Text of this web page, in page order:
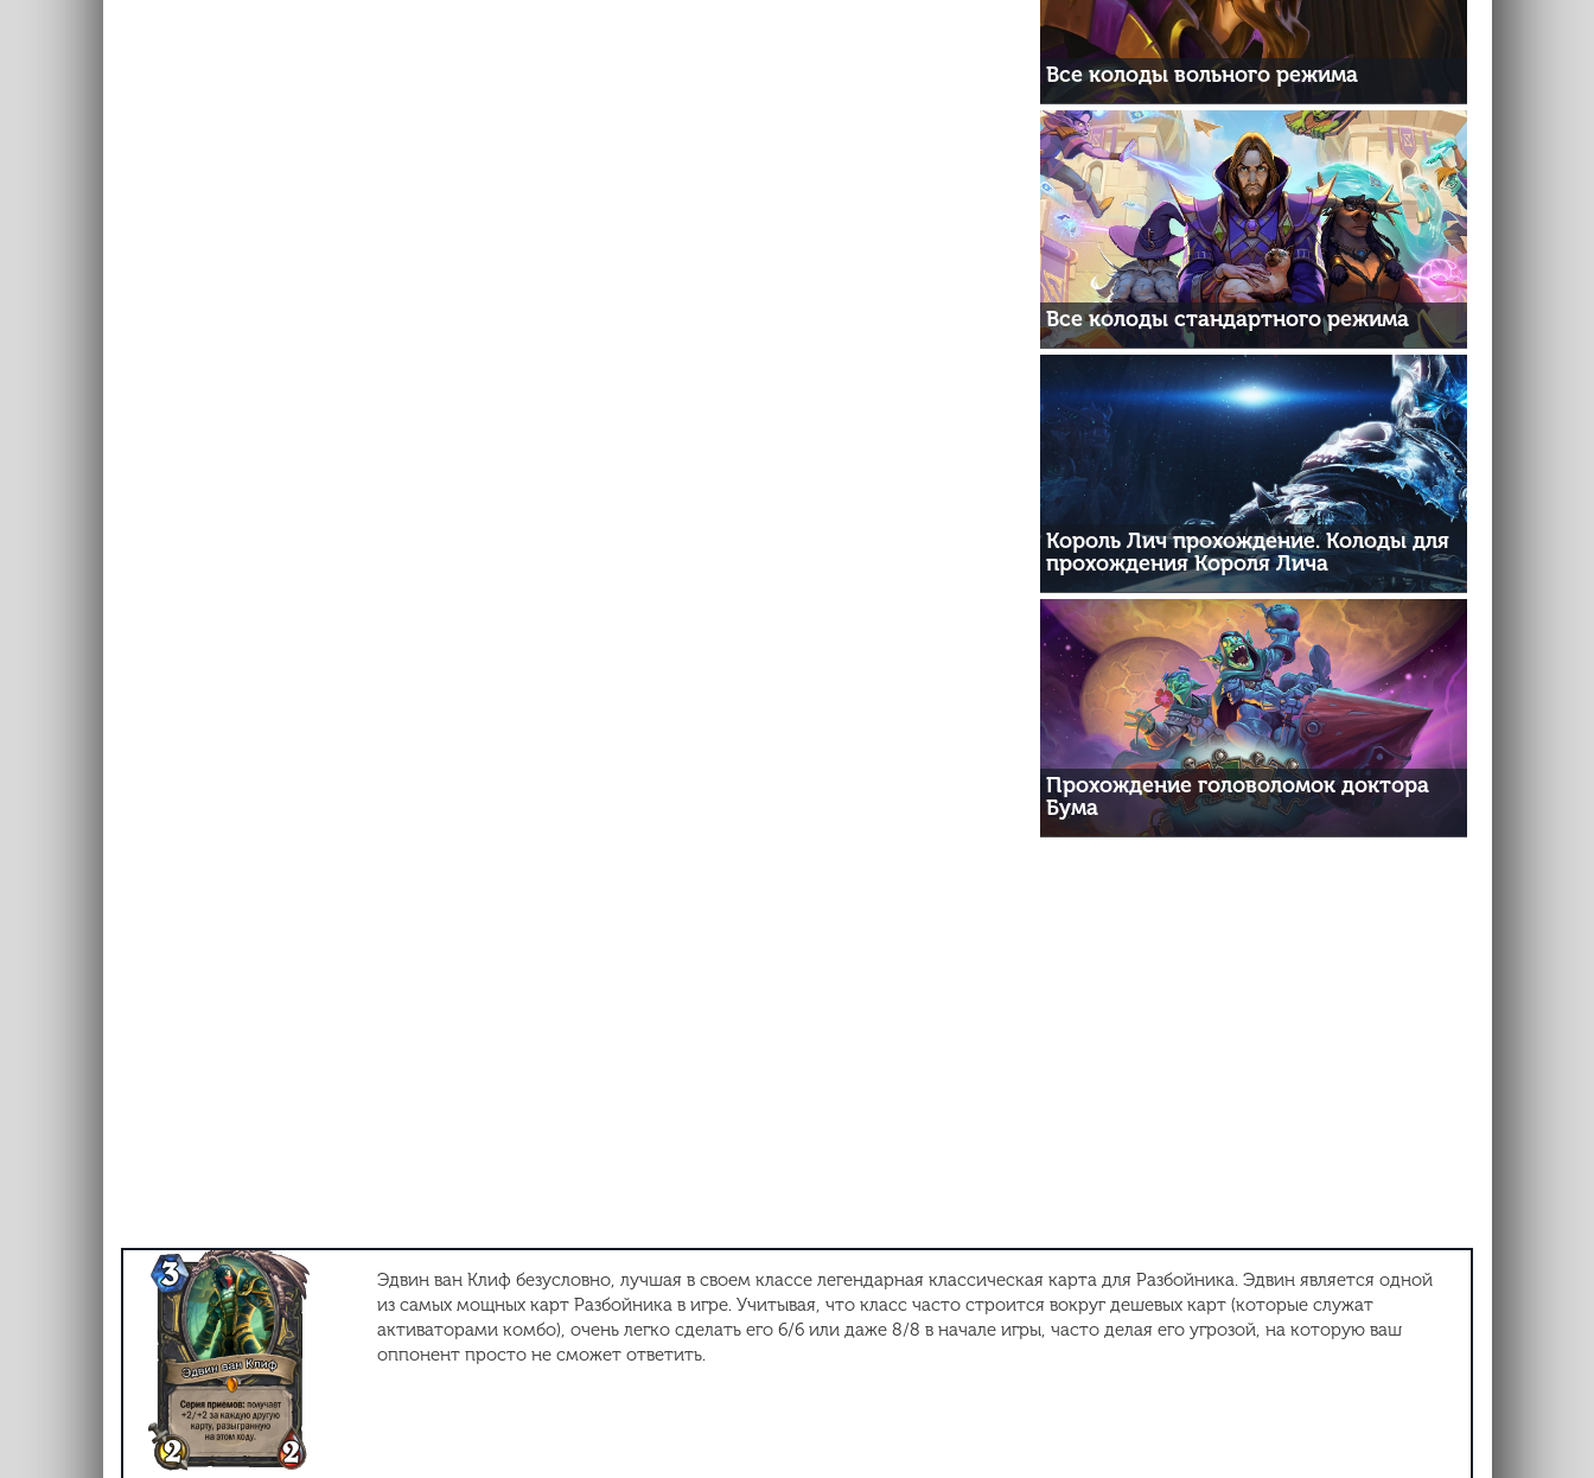
Все колоды вольного режима
Все колоды стандартного режима
Король Лич прохождение. Колоды для
прохождения Короля Лича
Прохождение головоломок доктора
Бума
Эдвин ван Клиф безусловно, лучшая в своем классе легендарная классическая карта для Разбойника. Эдвин является одной
из самых мощных карт Разбойника в игре. Учитывая, что класс часто строится вокруг дешевых карт (которые служат
активаторами комбо), очень легко сделать его 6/6 или даже 8/8 в начале игры, часто делая его угрозой, на которую ваш
оппонент просто не сможет ответить.